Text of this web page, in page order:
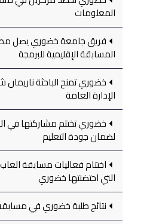
المعلومات
فريق جامعة خضوري يصل
المسابقة الإقليمية للبرمجة
خضوري تمنح الباحثة
الإدارة العامة
خضوري تختتم مشاركتها في
لضمان جودة التعليم
اختتام فعاليات مسابقة
التي احتضنتها خضوري
نتائج طلبة خضوري في